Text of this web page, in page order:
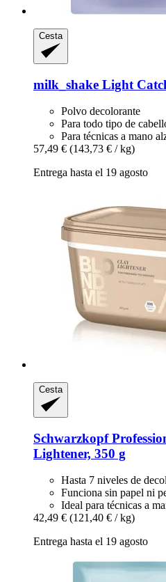
Cesta
milk_shake Light
Polvo decolorante
Para todo tipo de
Para técnicas a mano
57,49 € (143,73 € / kg)
Entrega hasta el 19 agosto
Cesta
Schwarzkopf
Lightener, 350 g
Hasta 7 niveles de
Funciona sin papel ni
Ideal para técnicas a
42,49 € (121,40 € / kg)
Entrega hasta el 19 agosto